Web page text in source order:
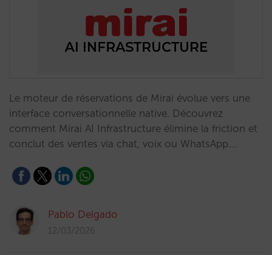
Le moteur de réservations de Mirai évolue vers une
interface conversationnelle native. Découvrez
comment Mirai AI Infrastructure élimine la friction et
conclut des ventes via chat, voix ou WhatsApp.…
Pablo Delgado
12/03/2026